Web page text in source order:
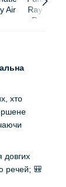
хто
довгих
речей; 🎒